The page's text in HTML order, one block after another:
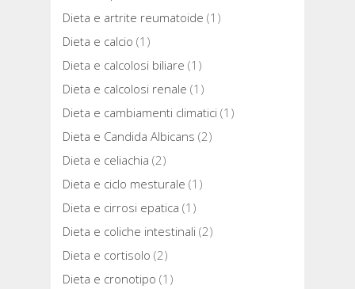
Dieta e artrite reumatoide (1)
Dieta e calcio (1)
Dieta e calcolosi biliare (1)
Dieta e calcolosi renale (1)
Dieta e cambiamenti climatici (1)
Dieta e Candida Albicans (2)
Dieta e celiachia (2)
Dieta e ciclo mesturale (1)
Dieta e cirrosi epatica (1)
Dieta e coliche intestinali (2)
Dieta e cortisolo (2)
Dieta e cronotipo (1)